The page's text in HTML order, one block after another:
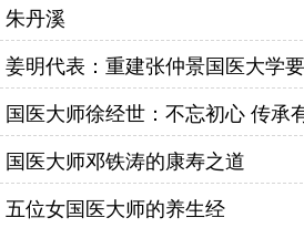
朱丹溪
姜明代表：重建张仲景国医大学
国医大师徐经世：不忘初心 传承
国医大师邓铁涛的康寿之道
五位女国医大师的养生经